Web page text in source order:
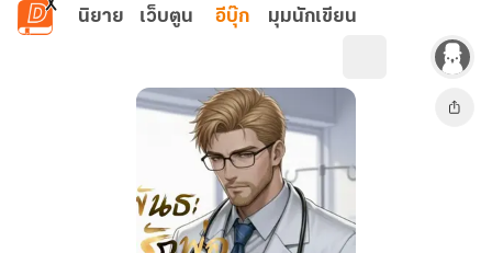
ข้ามไปยังเนื้อหาหลัก
นิยาย เว็บตูน อีบุ๊ก มุมนักเขียน